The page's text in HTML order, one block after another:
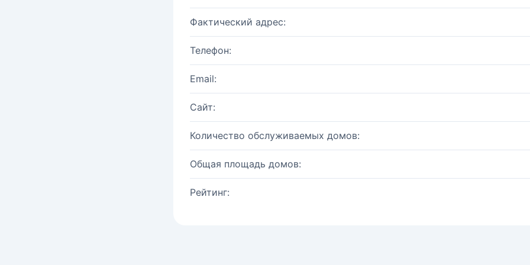
Фактический адрес:
Телефон:
Email:
Сайт:
Количество обслуживаемых домов:
Общая площадь домов:
Рейтинг: